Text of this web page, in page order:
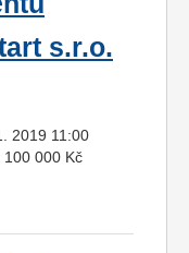
s.r.o.
2019 11:00
100 000 Kč